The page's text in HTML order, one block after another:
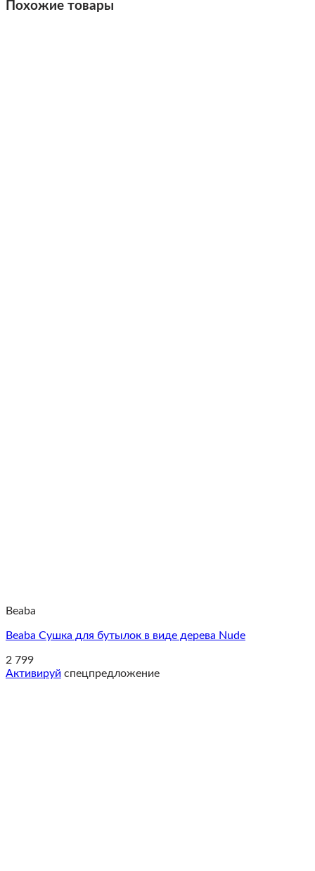
Похожие товары
Beaba
Beaba Сушка для бутылок в виде дерева Nude
2 799
Активируй спецпредложение